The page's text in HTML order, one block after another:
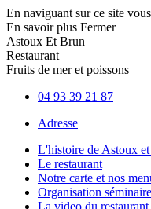
En naviguant sur ce site
En savoir plus Fermer
Astoux Et Brun
Restaurant
Fruits de mer et poissons
04 93 39 21 87
Adresse
L'histoire de Astoux
Le restaurant
Notre carte et nos
Organisation
La video du restaurant